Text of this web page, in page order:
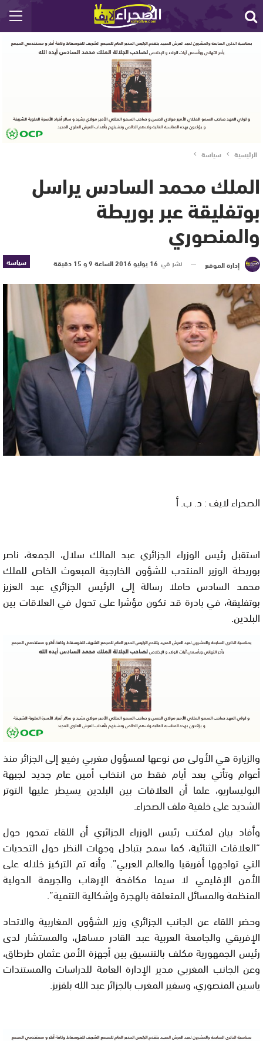
الرئيسية سياسة
الملك محمد السادس يراسل
بوتفليقة عبر بوريطة
والمنصوري
سياسة إدارة الموقع نشر في 16 يوليو 2016 الساعة 9 و 15 دقيقة
الصحراء لايف : د. ب. أ
استقبل رئيس الوزراء الجزائري عبد المالك سلال، الجمعة، ناصر
بوريطة الوزير المنتدب للشؤون الخارجية المبعوث الخاص للملك
محمد السادس حاملا رسالة إلى الرئيس الجزائري عبد العزيز
بوتفليقة، في بادرة قد تكون مؤشرا على تحول في العلاقات بين
البلدين.
والزيارة هي الأولى من نوعها لمسؤول مغربي رفيع إلى الجزائر منذ
أعوام وتأتي بعد أيام فقط من انتخاب أمين عام جديد لجبهة
البوليساريو، علما أن العلاقات بين البلدين يسيطر عليها التوتر
الشديد على خلفية ملف الصحراء.
وأفاد بيان لمكتب رئيس الوزراء الجزائري أن اللقاء تمحور حول
“العلاقات الثنائية، كما سمح بتبادل وجهات النظر حول التحديات
التي تواجهها أفريقيا والعالم العربي”. وأنه تم التركيز خلاله على
الأمن الإقليمي لا سيما مكافحة الإرهاب والجريمة الدولية
المنظمة والمسائل المتعلقة بالهجرة وإشكالية التنمية”.
وحضر اللقاء عن الجانب الجزائري وزير الشؤون المغاربية والاتحاد
الإفريقي والجامعة العربية عبد القادر مساهل، والمستشار لدى
رئيس الجمهورية مكلف بالتنسيق بين أجهزة الأمن عثمان طرطاق،
وعن الجانب المغربي مدير الإدارة العامة للدراسات والمستندات
ياسين المنصوري، وسفير المغرب بالجزائر عبد الله بلقزيز.